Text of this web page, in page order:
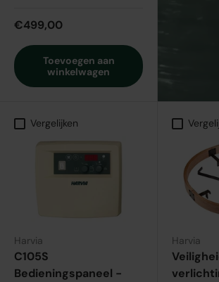
€499,00
Toevoegen aan
winkelwagen
Vergelijken
Harvia
C105S
Bedieningspaneel -
Harvia